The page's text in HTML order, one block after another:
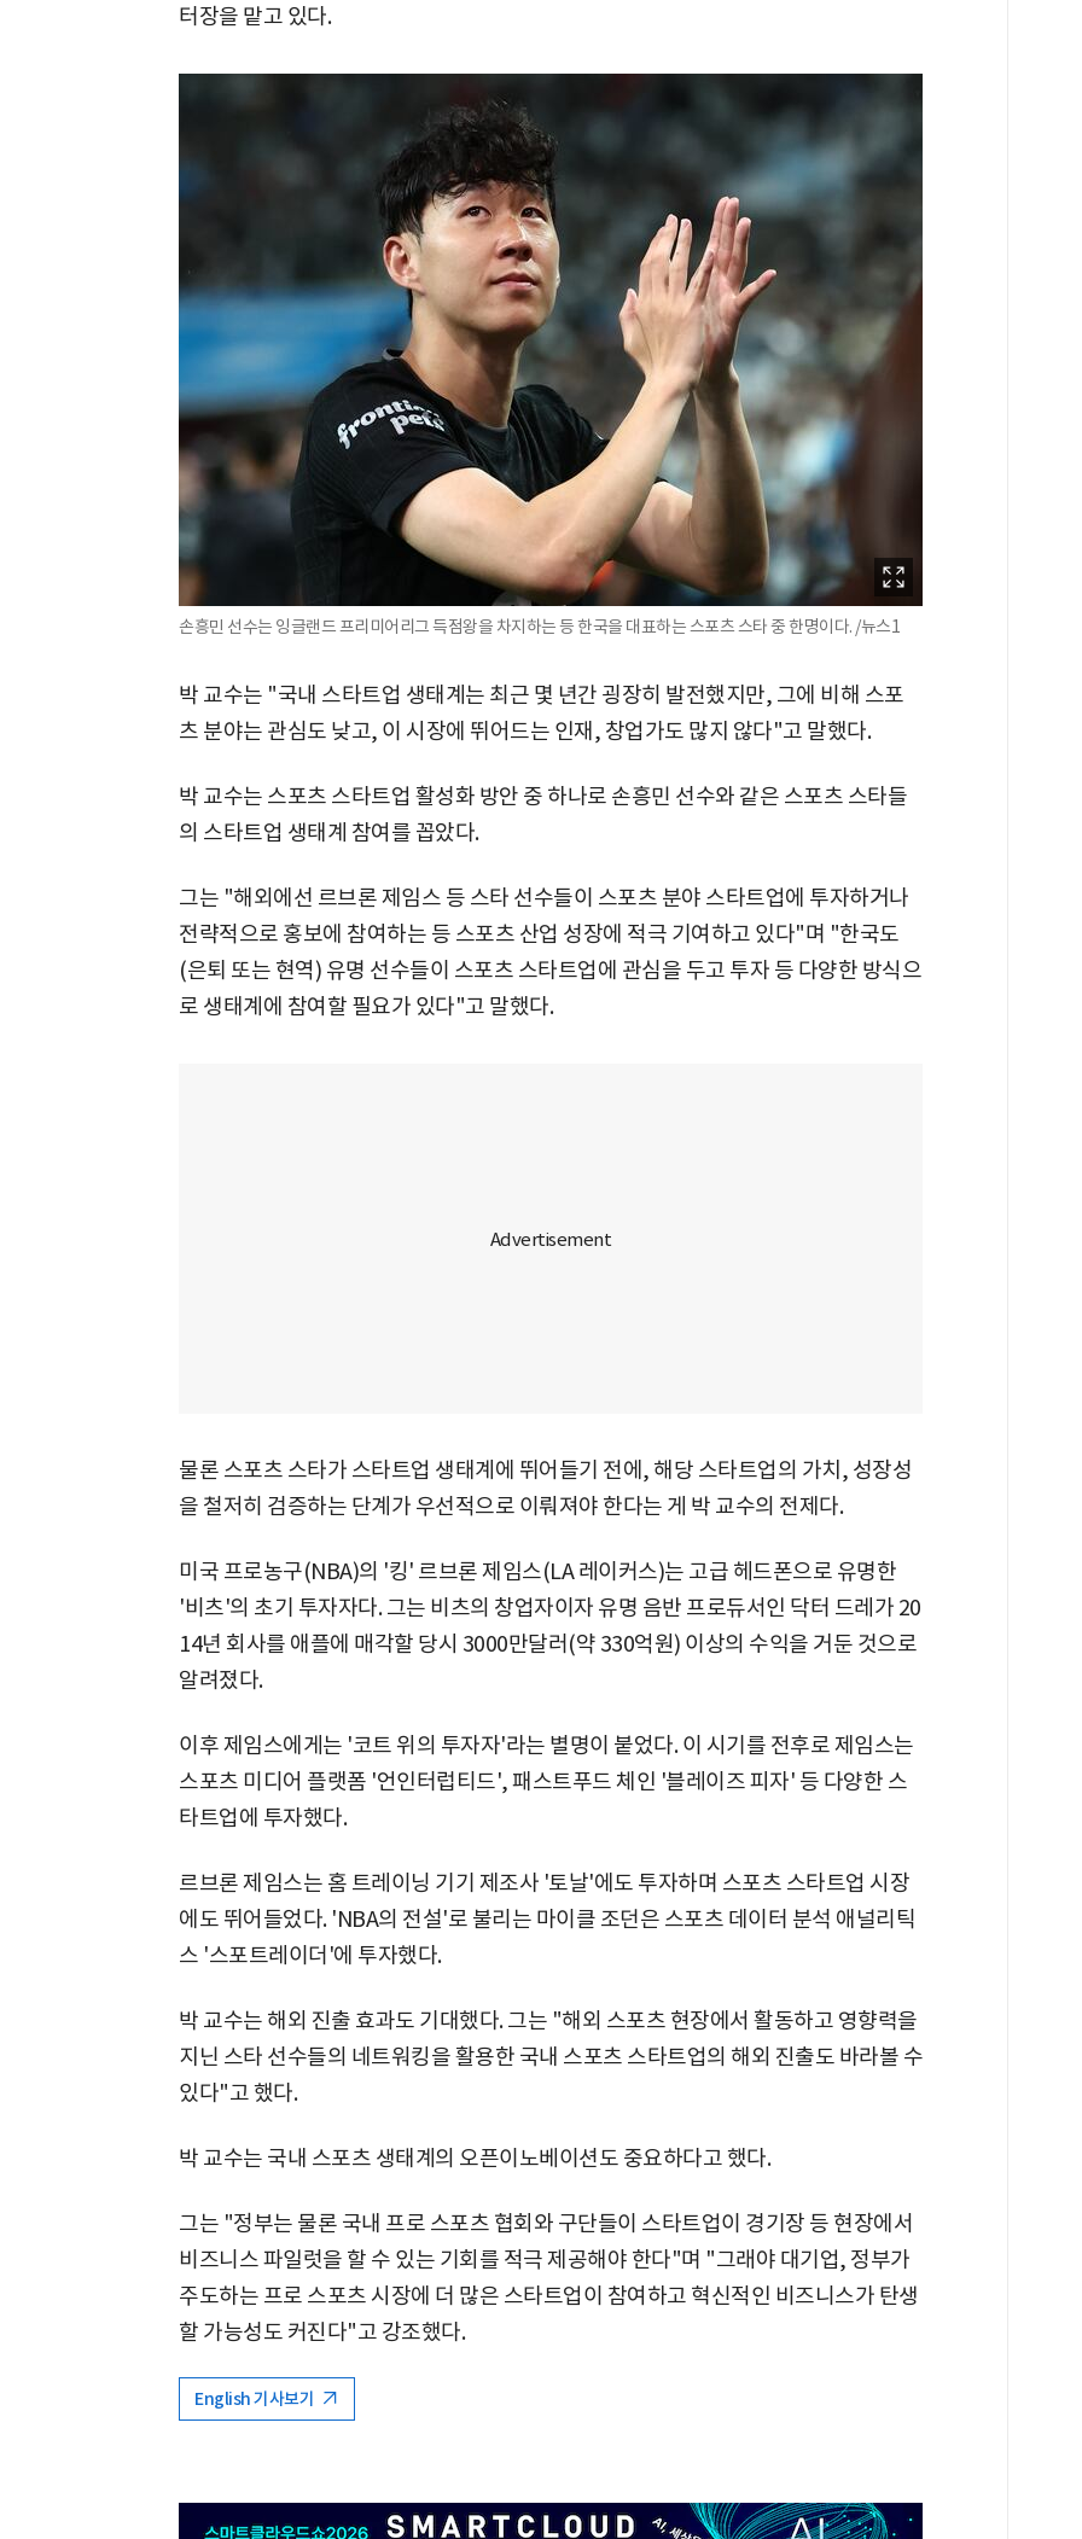
터장을 맡고 있다.
손흥민 선수는 잉글랜드 프리미어리그 득점왕을 차지하는 등 한국을 대표하는 스포츠 스타 중 한명이다. /뉴스1
박 교수는 "국내 스타트업 생태계는 최근 몇 년간 굉장히 발전했지만, 그에 비해 스포
츠 분야는 관심도 낮고, 이 시장에 뛰어드는 인재, 창업가도 많지 않다"고 말했다.
박 교수는 스포츠 스타트업 활성화 방안 중 하나로 손흥민 선수와 같은 스포츠 스타들
의 스타트업 생태계 참여를 꼽았다.
그는 "해외에선 르브론 제임스 등 스타 선수들이 스포츠 분야 스타트업에 투자하거나
전략적으로 홍보에 참여하는 등 스포츠 산업 성장에 적극 기여하고 있다"며 "한국도
(은퇴 또는 현역) 유명 선수들이 스포츠 스타트업에 관심을 두고 투자 등 다양한 방식으
로 생태계에 참여할 필요가 있다"고 말했다.
물론 스포츠 스타가 스타트업 생태계에 뛰어들기 전에, 해당 스타트업의 가치, 성장성
을 철저히 검증하는 단계가 우선적으로 이뤄져야 한다는 게 박 교수의 전제다.
미국 프로농구(NBA)의 '킹' 르브론 제임스(LA 레이커스)는 고급 헤드폰으로 유명한
'비츠'의 초기 투자자다. 그는 비츠의 창업자이자 유명 음반 프로듀서인 닥터 드레가 20
14년 회사를 애플에 매각할 당시 3000만달러(약 330억원) 이상의 수익을 거둔 것으로
알려졌다.
이후 제임스에게는 '코트 위의 투자자'라는 별명이 붙었다. 이 시기를 전후로 제임스는
스포츠 미디어 플랫폼 '언인터럽티드', 패스트푸드 체인 '블레이즈 피자' 등 다양한 스
타트업에 투자했다.
르브론 제임스는 홈 트레이닝 기기 제조사 '토날'에도 투자하며 스포츠 스타트업 시장
에도 뛰어들었다. 'NBA의 전설'로 불리는 마이클 조던은 스포츠 데이터 분석 애널리틱
스 '스포트레이더'에 투자했다.
박 교수는 해외 진출 효과도 기대했다. 그는 "해외 스포츠 현장에서 활동하고 영향력을
지닌 스타 선수들의 네트워킹을 활용한 국내 스포츠 스타트업의 해외 진출도 바라볼 수
있다"고 했다.
박 교수는 국내 스포츠 생태계의 오픈이노베이션도 중요하다고 했다.
그는 "정부는 물론 국내 프로 스포츠 협회와 구단들이 스타트업이 경기장 등 현장에서
비즈니스 파일럿을 할 수 있는 기회를 적극 제공해야 한다"며 "그래야 대기업, 정부가
주도하는 프로 스포츠 시장에 더 많은 스타트업이 참여하고 혁신적인 비즈니스가 탄생
할 가능성도 커진다"고 강조했다.
English 기사보기